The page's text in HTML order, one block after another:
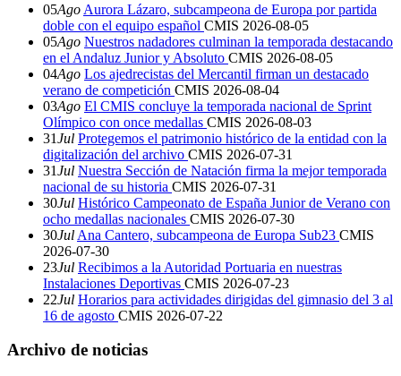
05Ago Aurora Lázaro, subcampeona de Europa por partida
doble con el equipo español CMIS 2026-08-05
05Ago Nuestros nadadores culminan la temporada destacando
en el Andaluz Junior y Absoluto CMIS 2026-08-05
04Ago Los ajedrecistas del Mercantil firman un destacado
verano de competición CMIS 2026-08-04
03Ago El CMIS concluye la temporada nacional de Sprint
Olímpico con once medallas CMIS 2026-08-03
31Jul Protegemos el patrimonio histórico de la entidad con la
digitalización del archivo CMIS 2026-07-31
31Jul Nuestra Sección de Natación firma la mejor temporada
nacional de su historia CMIS 2026-07-31
30Jul Histórico Campeonato de España Junior de Verano con
ocho medallas nacionales CMIS 2026-07-30
30Jul Ana Cantero, subcampeona de Europa Sub23 CMIS
2026-07-30
23Jul Recibimos a la Autoridad Portuaria en nuestras
Instalaciones Deportivas CMIS 2026-07-23
22Jul Horarios para actividades dirigidas del gimnasio del 3 al
16 de agosto CMIS 2026-07-22
Archivo de noticias